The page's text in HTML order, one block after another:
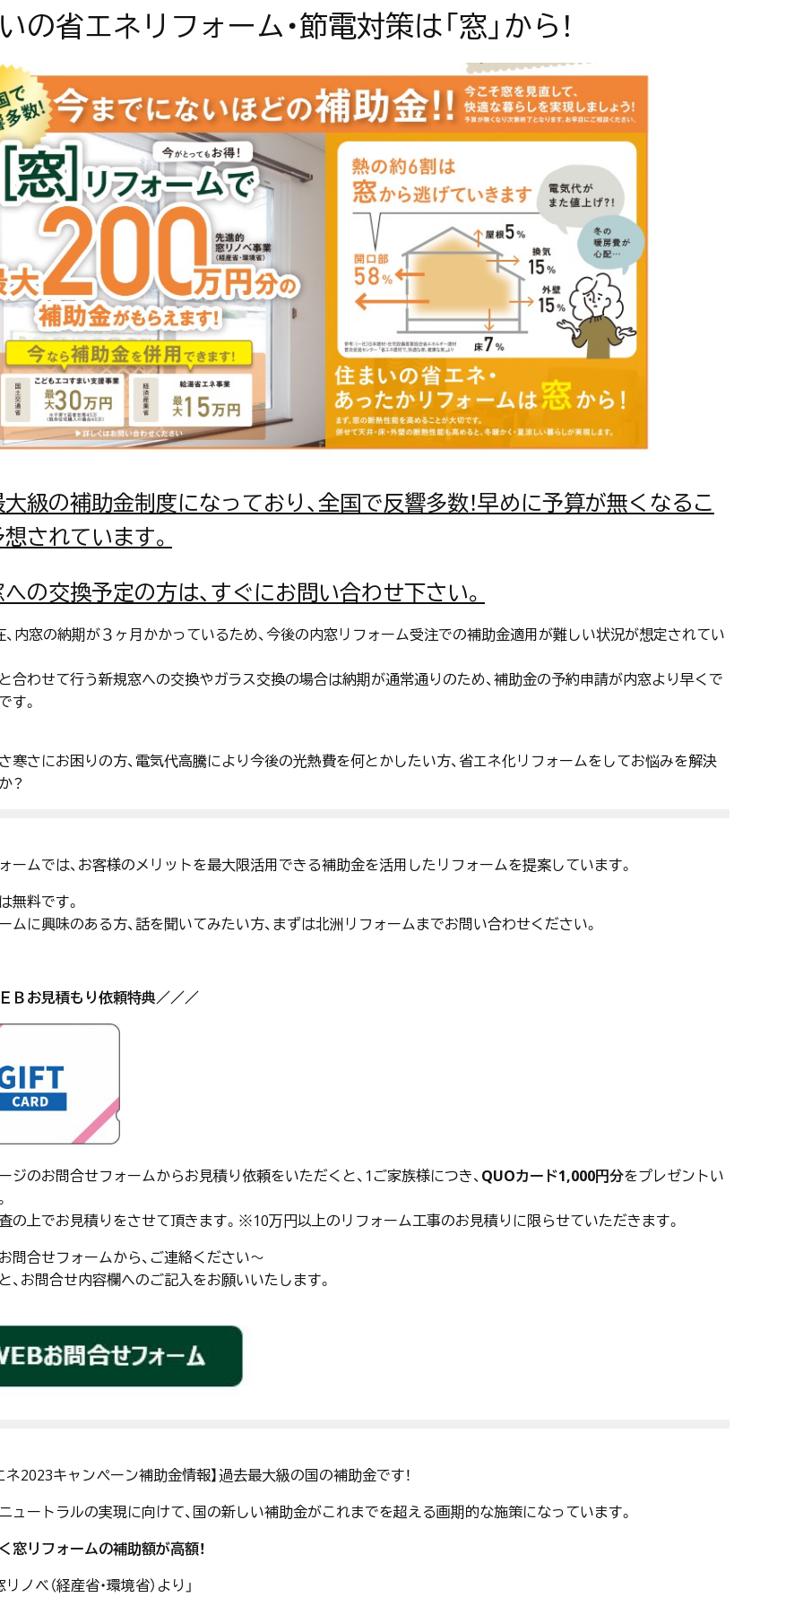
の省エネリフォーム・節電対策は「窓」から！
級の補助金制度になっており、全国で反響多数！早めに予算が無くなるこ
されています。
の交換予定の方は、すぐにお問い合わせ下さい。
、内窓の納期が３ヶ月かかっているため、今後の内窓リフォーム受注での補助金適用が難しい状況が想定されてい
合わせて行う新規窓への交換やガラス交換の場合は納期が通常通りのため、補助金の予約申請が内窓より早くで
す。
寒さにお困りの方、電気代高騰により今後の光熱費を何とかしたい方、省エネ化リフォームをしてお悩みを解決
？
ームでは、お客様のメリットを最大限活用できる補助金を活用したリフォームを提案しています。
無料です。
ムに興味のある方、話を聞いてみたい方、まずは北洲リフォームまでお問い合わせください。
Ｂお見積もり依頼特典／／／
ジのお問合せフォームからお見積り依頼をいただくと、1ご家族様につき、QUOカード1,000円分をプレゼントい
の上でお見積りをさせて頂きます。※10万円以上のリフォーム工事のお見積りに限らせていただきます。
問合せフォームから、ご連絡ください～
、お問合せ内容欄へのご記入をお願いいたします。
ネ2023キャンペーン補助金情報】過去最大級の国の補助金です！
ュートラルの実現に向けて、国の新しい補助金がこれまでを超える画期的な施策になっています。
窓リフォームの補助額が高額！
ノベ（経産省・環境省）より」